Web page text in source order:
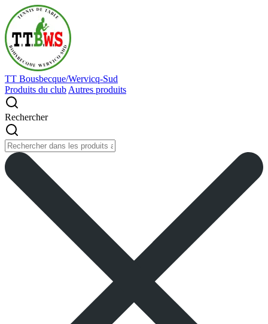
TT Bousbecque/Wervicq-Sud
Produits du club Autres produits
Rechercher